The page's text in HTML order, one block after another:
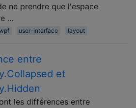
ne prendre que l'espace
…
user-interface layout
entre
et
les différences entre